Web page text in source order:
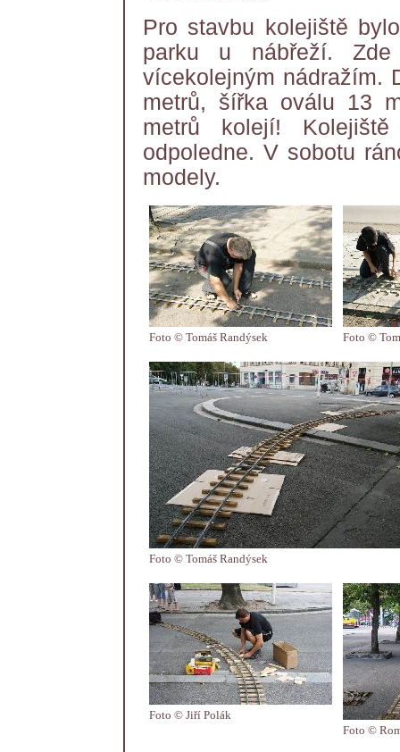
Pro stavbu kolejiště
parku u nábřeží.
vícekolejným nádražím.
metrů, šířka oválu 13
metrů kolejí!
odpoledne. V sobotu
modely.
Foto © Tomáš Randýsek Foto ©
Foto © Tomáš Randýsek
Foto © Jiří Polák
Foto ©